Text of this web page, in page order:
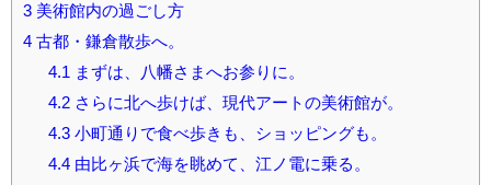
3 美術館内の過ごし方
4 古都・鎌倉散歩へ。
4.1 まずは、八幡さまへお参りに。
4.2さらに北へ歩けば、現代アートの美術館が。
4.3小町通りで食べ歩きも、ショッピングも。
4.4由比ヶ浜で海を眺めて、江ノ電に乗る。